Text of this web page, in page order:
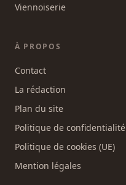
Viennoiserie
À PROPOS
Contact
La rédaction
Plan du site
Politique de confidentialité
Politique de cookies (UE)
Mention légales